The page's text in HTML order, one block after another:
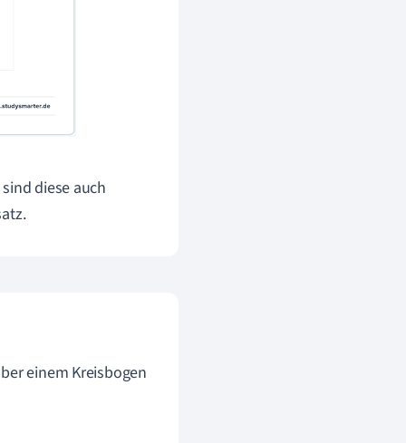
diese auch
einem Kreisbogen